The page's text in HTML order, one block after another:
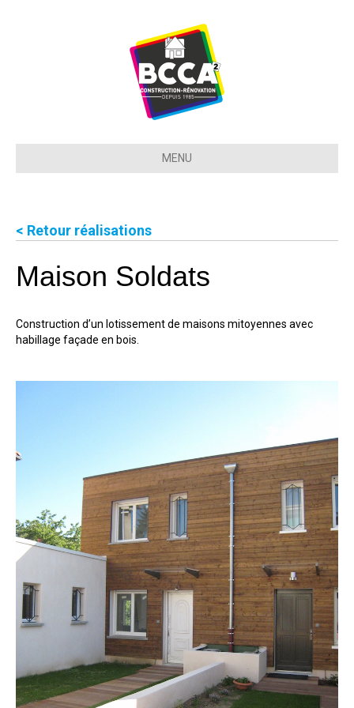
MENU
< Retour réalisations
Maison Soldats
Construction d’un lotissement de maisons mitoyennes avec
habillage façade en bois.